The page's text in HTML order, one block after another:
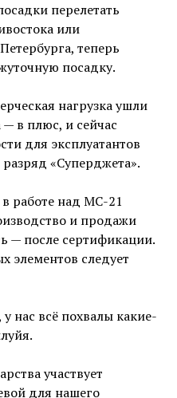
перелетать
или
теперь
посадку.
нагрузка ушли
в плюс, и сейчас
для эксплуатантов
«Суперджета».
работе над МС-21
и продажи
— после сертификации.
элементов следует
нас всё похвалы какие-
участвует
для нашего